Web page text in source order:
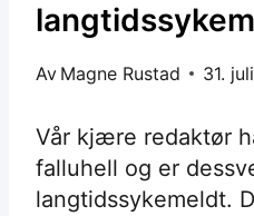
Av Magne Rustad 31.
Vår kjære redaktør
falluhell og er
langtidssykemeldt.